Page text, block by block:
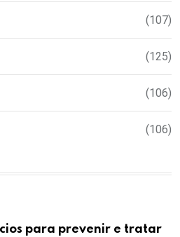
(107)
(125)
(106)
(106)
para prevenir e tratar